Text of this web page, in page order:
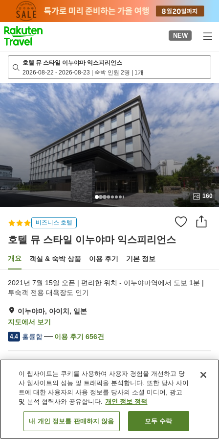
page
NEW
호텔 뮤 스타일 이누야마 익스피리언스
2026-08-22 - 2026-08-23 | 숙박 인원 2명 | 1개
160
비즈니스 호텔
호텔 뮤 스타일 이누야마 익스피리언스
개요 객실 & 숙박 상품 이용 후기 기본 정보
2021년 7월 15일 오픈 | 편리한 위치 - 이누야마역에서 도보 1분 |
투숙객 전용 대욕장도 인기
이누야마, 아이치, 일본
지도에서 보기
4.4 훌륭함 이용 후기 656건
Wi-Fi
역에서 도보 5분
사우나
레스토랑
일본 아이치
이누야마
호텔 뮤 스타일 이누야마 익스피리언스
객실 보기
이 웹사이트는 쿠키를 사용하여 사용자 경험을 개선하고 당
사 웹사이트의 성능 및 트래픽을 분석합니다. 또한 당사 사이
트에 대한 사용자의 사용 정보를 당사의 소셜 미디어, 광고
및 분석 협력사와 공유합니다. 개인 정보 정책
내 개인 정보를 판매하지 않음 모두 수락